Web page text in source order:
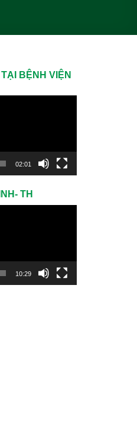
BỆNH VIỆN
02:01
TH
10:29